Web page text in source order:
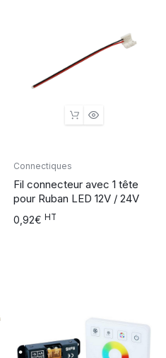
Connectiques
Fil connecteur avec 1 tête
pour Ruban LED 12V / 24V
0,92€ HT